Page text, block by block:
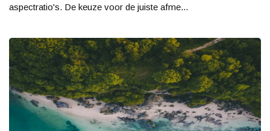
aspectratio's. De keuze voor de juiste afme...